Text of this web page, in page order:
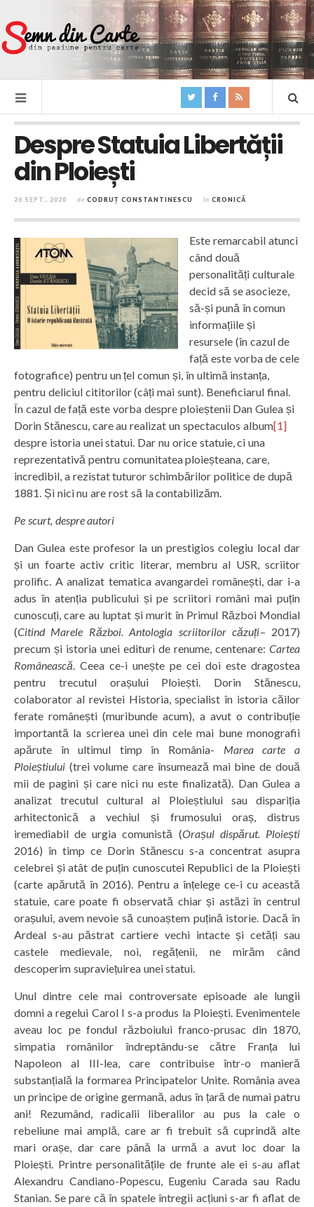
Despre Statuia Libertății
din Ploiești
26 SEPT., 2020 de CODRUȚ CONSTANTINESCU în CRONICĂ
Este remarcabil atunci
când două
personalități culturale
decid să se asocieze,
să-și pună în comun
informațiile și
resursele (în cazul de
față este vorba de cele
fotografice) pentru un țel comun și, în ultimă instanța,
pentru deliciul cititorilor (câți mai sunt). Beneficiarul final.
În cazul de față este vorba despre ploieștenii Dan Gulea și
Dorin Stănescu, care au realizat un spectaculos album[1]
despre istoria unei statui. Dar nu orice statuie, ci una
reprezentativă pentru comunitatea ploieșteana, care,
incredibil, a rezistat tuturor schimbărilor politice de după
1881. Și nici nu are rost să la contabilizăm.
Pe scurt, despre autori
Dan Gulea este profesor la un prestigios colegiu local dar
și un foarte activ critic literar, membru al USR, scriitor
prolific. A analizat tematica avangardei românești, dar i-a
adus în atenția publicului și pe scriitori români mai puțin
cunoscuți, care au luptat și murit în Primul Război Mondial
(Citind Marele Război. Antologia scriitorilor căzuți– 2017)
precum și istoria unei edituri de renume, centenare: Cartea
Românească. Ceea ce-i unește pe cei doi este dragostea
pentru trecutul orașului Ploiești. Dorin Stănescu,
colaborator al revistei Historia, specialist în istoria căilor
ferate românești (muribunde acum), a avut o contribuție
importantă la scrierea unei din cele mai bune monografii
apărute în ultimul timp în România- Marea carte a
Ploieștiului (trei volume care însumează mai bine de două
mii de pagini și care nici nu este finalizată). Dan Gulea a
analizat trecutul cultural al Ploieștiului sau dispariția
arhitectonică a vechiul și frumosului oraș, distrus
iremediabil de urgia comunistă (Orașul dispărut. Ploiești
2016) în timp ce Dorin Stănescu s-a concentrat asupra
celebrei și atât de puțin cunoscutei Republici de la Ploiești
(carte apărută în 2016). Pentru a înțelege ce-i cu această
statuie, care poate fi observată chiar și astăzi în centrul
orașului, avem nevoie să cunoaștem puțină istorie. Dacă în
Ardeal s-au păstrat cartiere vechi intacte și cetăți sau
castele medievale, noi, regățenii, ne mirăm când
descoperim supraviețuirea unei statui.
Unul dintre cele mai controversate episoade ale lungii
domni a regelui Carol I s-a produs la Ploiești. Evenimentele
aveau loc pe fondul războiului franco-prusac din 1870,
simpatia românilor îndreptându-se către Franța lui
Napoleon al III-lea, care contribuise într-o manieră
substanțială la formarea Principatelor Unite. România avea
un principe de origine germană, adus în țară de numai patru
ani! Rezumând, radicalii liberalilor au pus la cale o
rebeliune mai amplă, care ar fi trebuit să cuprindă alte
mari orașe, dar care până la urmă a avut loc doar la
Ploiești. Printre personalitățile de frunte ale ei s-au aflat
Alexandru Candiano-Popescu, Eugeniu Carada sau Radu
Stanian. Se pare că în spatele întregii acțiuni s-ar fi aflat de